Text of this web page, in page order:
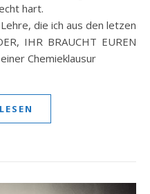
hart.
die ich aus den letzen
IHR BRAUCHT EUREN
Chemieklausur